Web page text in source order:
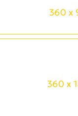
360 x
360 x